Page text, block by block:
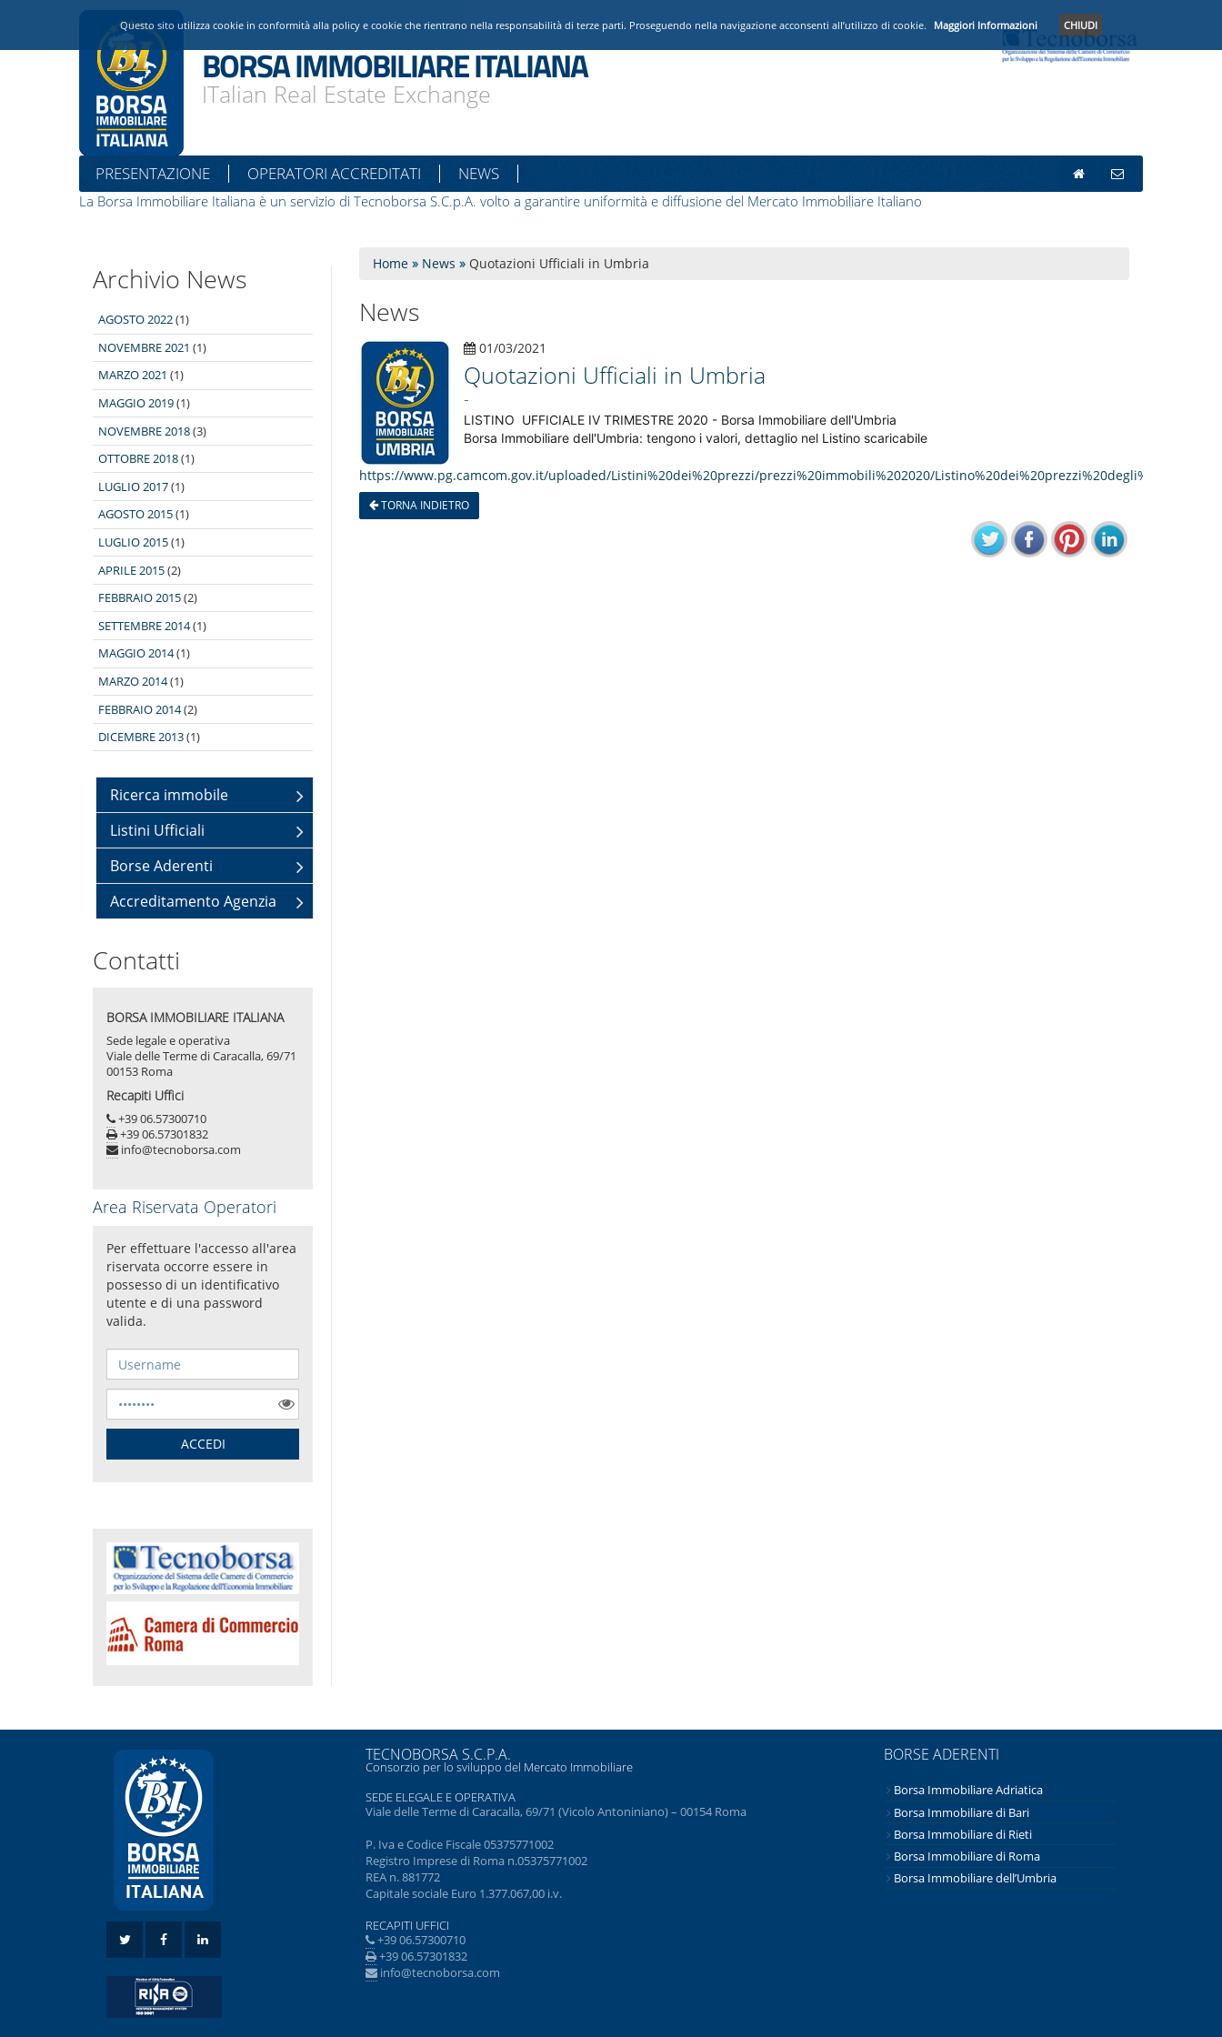
BORSA IMMOBILIARE ITALIANA
ITalian Real Estate Exchange
PRESENTAZIONE OPERATORI ACCREDITATI NEWS
La Borsa Immobiliare Italiana è un servizio di Tecnoborsa S.C.p.A. volto a garantire uniformità e diffusione del Mercato Immobiliare Italiano
Archivio News
AGOSTO 2022(1)
NOVEMBRE 2021 (1)
MARZO 2021 (1)
MAGGIO 2019(1)
NOVEMBRE 2018(3)
OTTOBRE 2018(1)
LUGLIO 2017(1)
AGOSTO 2015(1)
LUGLIO 2015(1)
APRILE 2015(2)
FEBBRAIO 2015(2)
SETTEMBRE 2014(1)
MAGGIO 2014(1)
MARZO 2014(1)
FEBBRAIO 2014(2)
DICEMBRE 2013(1)
Ricerca immobile
Listini Ufficiali
Borse Aderenti
Accreditamento Agenzia
Contatti
BORSA IMMOBILIARE ITALIANA
Sede legale e operativa
Viale delle Terme di Caracalla, 69/71
00153 Roma
Recapiti Uffici
+39 06.57300710
+39 06.57301832
info@tecnoborsa.com
Home » News »Quotazioni Ufficiali in Umbria
News
01/03/2021
Quotazioni Ufficiali in Umbria
-
LISTINO UFFICIALE IV TRIMESTRE 2020 - Borsa Immobiliare dell'Umbria
Borsa Immobiliare dell'Umbria: tengono i valori, dettaglio nel Listino scaricabile
https://www.pg.camcom.gov.it/uploaded/Listini%20dei%20prezzi/prezzi%20immobili%202020/
TORNA INDIETRO
TECNOBORSA S.C.P.A.
Consorzio per lo sviluppo del Mercato Immobiliare
SEDE ELEGALE E OPERATIVA
Viale delle Terme di Caracalla, 69/71 (Vicolo Antoniniano) – 00154 Roma
P. Iva e Codice Fiscale 05375771002
Registro Imprese di Roma n.05375771002
REA n. 881772
Capitale sociale Euro 1.377.067,00 i.v.
RECAPITI UFFICI
+39 06.57300710
+39 06.57301832
info@tecnoborsa.com
BORSE ADERENTI
Borsa Immobiliare Adriatica
Borsa Immobiliare di Bari
Borsa Immobiliare di Rieti
Borsa Immobiliare di Roma
Borsa Immobiliare dell’Umbria
Questo sito utilizza cookie in conformità alla policy e cookie che rientrano nella responsabilità di terze parti. Proseguendo nella navigazione acconsenti all’utilizzo di cookie. Maggiori Informazioni CHIUDI